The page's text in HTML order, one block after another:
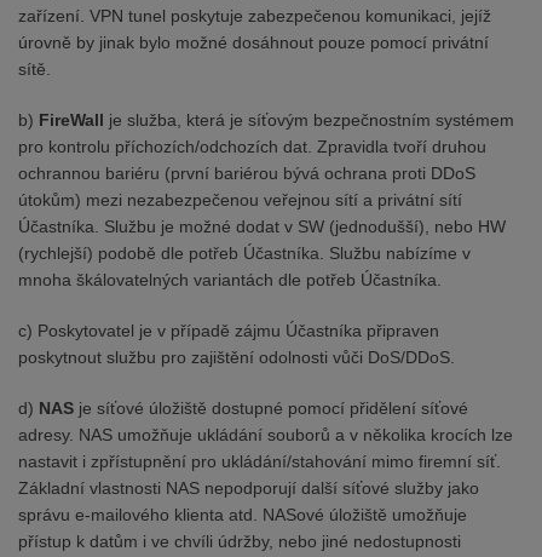
zařízení. VPN tunel poskytuje zabezpečenou komunikaci, jejíž
úrovně by jinak bylo možné dosáhnout pouze pomocí privátní
sítě.
b) FireWall je služba, která je síťovým bezpečnostním systémem
pro kontrolu příchozích/odchozích dat. Zpravidla tvoří druhou
ochrannou bariéru (první bariérou bývá ochrana proti DDoS
útokům) mezi nezabezpečenou veřejnou sítí a privátní sítí
Účastníka. Službu je možné dodat v SW (jednodušší), nebo HW
(rychlejší) podobě dle potřeb Účastníka. Službu nabízíme v
mnoha škálovatelných variantách dle potřeb Účastníka.
c) Poskytovatel je v případě zájmu Účastníka připraven
poskytnout službu pro zajištění odolnosti vůči DoS/DDoS.
d) NAS je síťové úložiště dostupné pomocí přidělení síťové
adresy. NAS umožňuje ukládání souborů a v několika krocích lze
nastavit i zpřístupnění pro ukládání/stahování mimo firemní síť.
Základní vlastnosti NAS nepodporují další síťové služby jako
správu e-mailového klienta atd. NASové úložiště umožňuje
přístup k datům i ve chvíli údržby, nebo jiné nedostupnosti